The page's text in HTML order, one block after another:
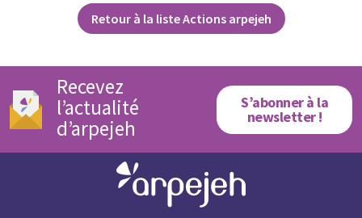
Retour à la liste Actions arpejeh
Recevez
l’actualité
d’arpejeh
S’abonner à la
newsletter !